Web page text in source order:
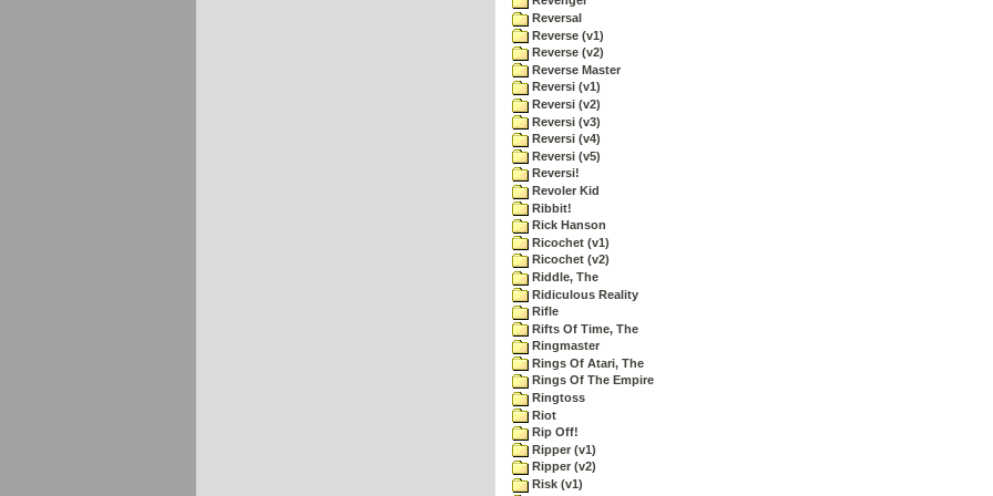
Reversal
Reverse (v1)
Reverse (v2)
Reverse Master
Reversi (v1)
Reversi (v2)
Reversi (v3)
Reversi (v4)
Reversi (v5)
Reversi!
Revoler Kid
Ribbit!
Rick Hanson
Ricochet (v1)
Ricochet (v2)
Riddle, The
Ridiculous Reality
Rifle
Rifts Of Time, The
Ringmaster
Rings Of Atari, The
Rings Of The Empire
Ringtoss
Riot
Rip Off!
Ripper (v1)
Ripper (v2)
Risk (v1)